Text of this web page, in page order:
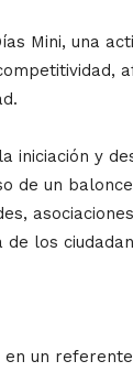
Mini, una
iniciación y
un
los
un